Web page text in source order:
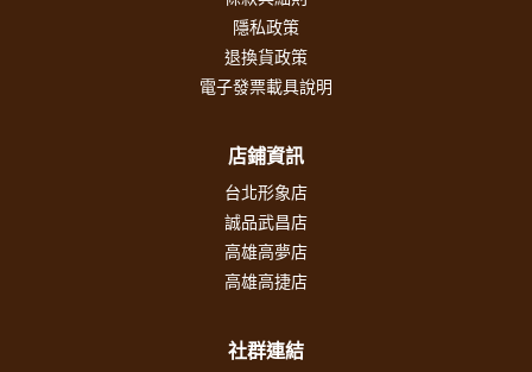
隱私政策
退換貨政策
電子發票載具說明
店鋪資訊
台北形象店
誠品武昌店
高雄高夢店
高雄高捷店
社群連結